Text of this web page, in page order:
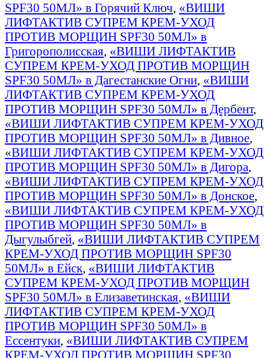
SPF30 50МЛ» в Горячий Ключ, «ВИШИ
ЛИФТАКТИВ СУПРЕМ КРЕМ-УХОД
ПРОТИВ МОРЩИН SPF30 50МЛ» в
Григорополисская, «ВИШИ ЛИФТАКТИВ
СУПРЕМ КРЕМ-УХОД ПРОТИВ МОРЩИН
SPF30 50МЛ» в Дагестанские Огни, «ВИШИ
ЛИФТАКТИВ СУПРЕМ КРЕМ-УХОД
ПРОТИВ МОРЩИН SPF30 50МЛ» в Дербент,
«ВИШИ ЛИФТАКТИВ СУПРЕМ КРЕМ-УХОД
ПРОТИВ МОРЩИН SPF30 50МЛ» в Дивное,
«ВИШИ ЛИФТАКТИВ СУПРЕМ КРЕМ-УХОД
ПРОТИВ МОРЩИН SPF30 50МЛ» в Дигора,
«ВИШИ ЛИФТАКТИВ СУПРЕМ КРЕМ-УХОД
ПРОТИВ МОРЩИН SPF30 50МЛ» в Донское,
«ВИШИ ЛИФТАКТИВ СУПРЕМ КРЕМ-УХОД
ПРОТИВ МОРЩИН SPF30 50МЛ» в
Дыгулыбгей, «ВИШИ ЛИФТАКТИВ СУПРЕМ
КРЕМ-УХОД ПРОТИВ МОРЩИН SPF30
50МЛ» в Ейск, «ВИШИ ЛИФТАКТИВ
СУПРЕМ КРЕМ-УХОД ПРОТИВ МОРЩИН
SPF30 50МЛ» в Елизаветинская, «ВИШИ
ЛИФТАКТИВ СУПРЕМ КРЕМ-УХОД
ПРОТИВ МОРЩИН SPF30 50МЛ» в
Ессентуки, «ВИШИ ЛИФТАКТИВ СУПРЕМ
КРЕМ-УХОД ПРОТИВ МОРЩИН SPF30